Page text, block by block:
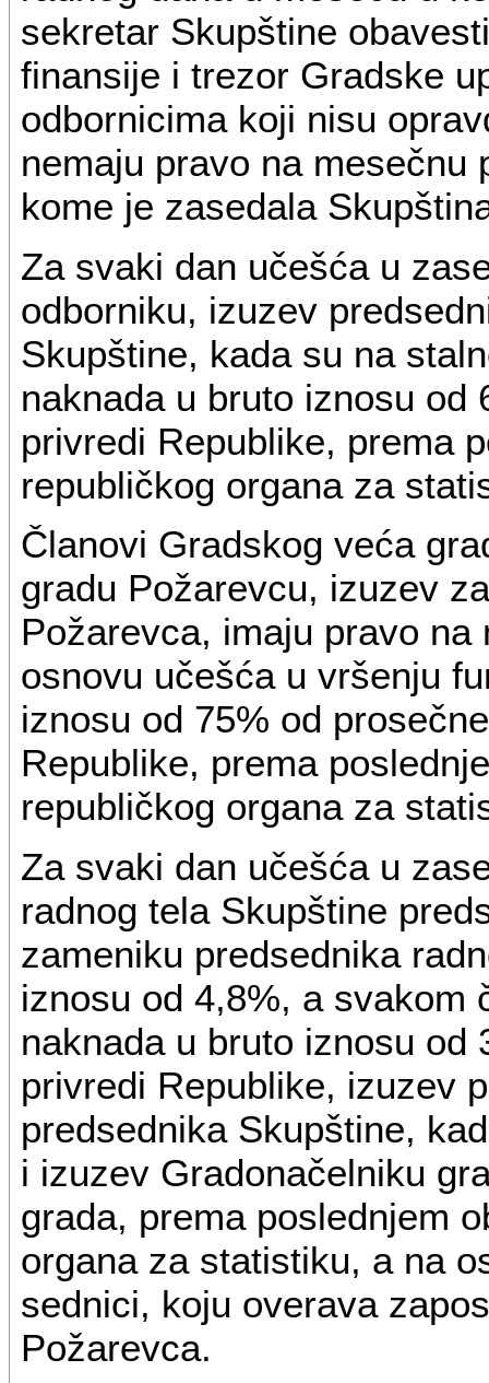
sekretar Skupštine
finansije i trezor Gradske
odbornicima koji nisu
nemaju pravo na mesečnu
kome je zasedala
Za svaki dan učešća u
odborniku, izuzev
Skupštine, kada su na
naknada u bruto iznosu od
privredi Republike, prema
republičkog organa za
Članovi Gradskog veća
gradu Požarevcu, izuzev
Požarevca, imaju pravo
osnovu učešća u vršenju
iznosu od 75% od
Republike, prema
republičkog organa za
Za svaki dan učešća u
radnog tela Skupštine
zameniku predsednika
iznosu od 4,8%, a svakom
naknada u bruto iznosu od
privredi Republike, izuzev
predsednika Skupštine,
i izuzev Gradonačelniku
grada, prema poslednjem
organa za statistiku, a na
sednici, koju overava
Požarevca.